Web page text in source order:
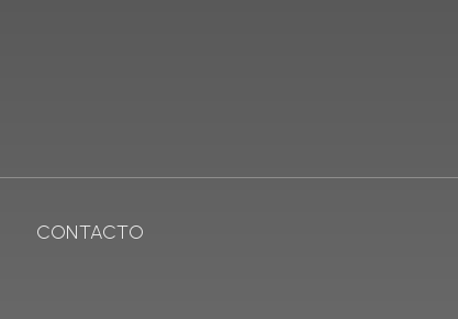
CONTACTO